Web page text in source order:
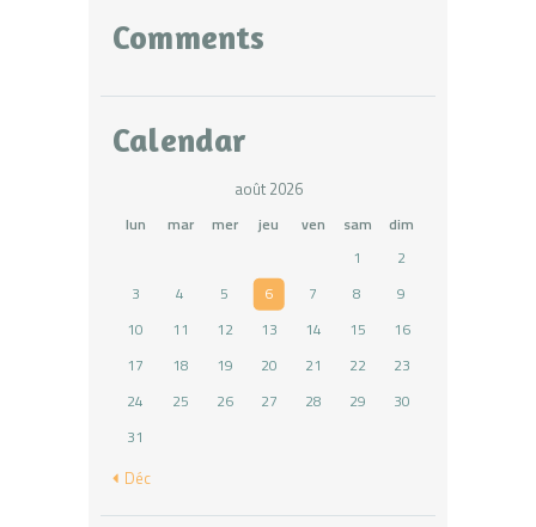
Comments
Calendar
août 2026
lun mar mer jeu ven sam
dim
1
2
3
4 5 6 7 8
9
10
11 12 13 14 15
16
17
18 19 20 21 22
23
24
25 26 27 28 29
30
31
« Déc